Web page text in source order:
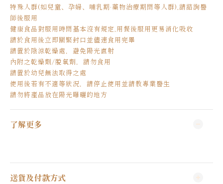
特殊人群(如兒童、孕婦、哺乳期·藥物治療期間等人群),請諮詢醫
師後服用
健康食品對服用時間基本沒有規定,用餐後服用更易消化吸收
請於食用後立即關緊封口並儘速食用完畢
請置於陰涼乾燥處，避免陽光直射
內附之乾燥劑/脫氧劑，請勿食用
請置於幼兒無法取得之處
使用後若有不適等狀況，請停止使用並請教專業醫生
請勿將產品放在陽光曝曬的地方
了解更多
送貨及付款方式